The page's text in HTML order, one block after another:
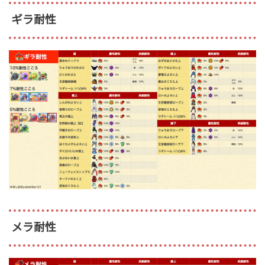
ギラ耐性
メラ耐性